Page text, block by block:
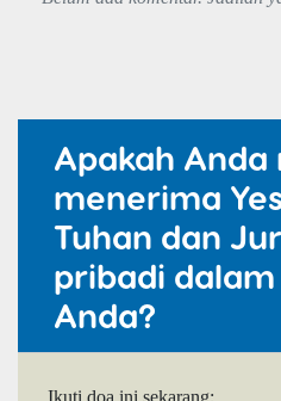
Apakah Anda
menerima
Tuhan dan
pribadi
Anda?